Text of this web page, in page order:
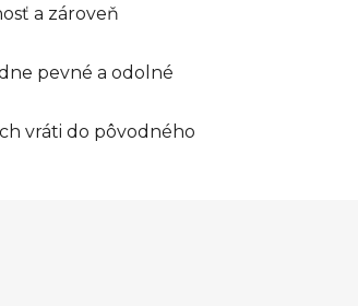
a zároveň
pevné a odolné
vráti do pôvodného